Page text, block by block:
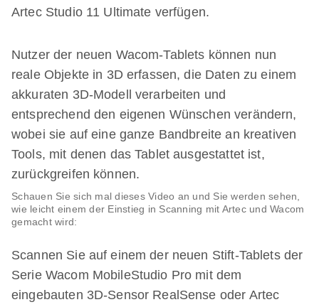
Artec Studio 11 Ultimate verfügen.
Nutzer der neuen Wacom-Tablets können nun
reale Objekte in 3D erfassen, die Daten zu einem
akkuraten 3D-Modell verarbeiten und
entsprechend den eigenen Wünschen verändern,
wobei sie auf eine ganze Bandbreite an kreativen
Tools, mit denen das Tablet ausgestattet ist,
zurückgreifen können.
Schauen Sie sich mal dieses Video an und Sie werden sehen,
wie leicht einem der Einstieg in Scanning mit Artec und Wacom
gemacht wird:
Scannen Sie auf einem der neuen Stift-Tablets der
Serie Wacom MobileStudio Pro mit dem
eingebauten 3D-Sensor RealSense oder Artec